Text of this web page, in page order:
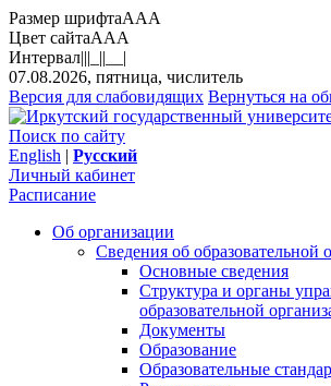
Размер шрифтаAAA
Цвет сайтаAAA
Интервал|||_||__|
07.08.2026, пятница, числитель
Версия для слабовидящих Вернуться на
Поиск по сайту
English | Русский
Личный кабинет
Расписание
Об организации
Сведения об образовательной
Основные сведения
Структура и органы
образовательной
Документы
Образование
Образовательные